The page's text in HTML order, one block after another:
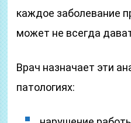
каждое заболевание
может не всегда
Врач назначает эти
патологиях: